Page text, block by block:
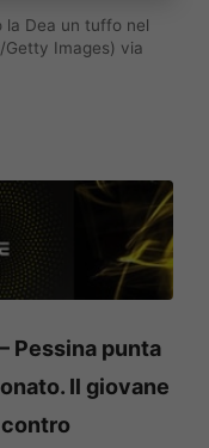
la Dea un tuffo nel
Getty Images) via
Pessina punta
Il giovane